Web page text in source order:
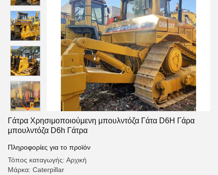
Γάτρα Χρησιμοποιούμενη μπουλντόζα Γάτα D6H Γάρα
μπουλντόζα D6h Γάτρα
Πληροφορίες για το προϊόν
Τόπος καταγωγής: Αρχική
Μάρκα: Caterpillar